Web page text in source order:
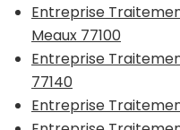
Entreprise
Meaux 77100
Entreprise
77140
Entreprise